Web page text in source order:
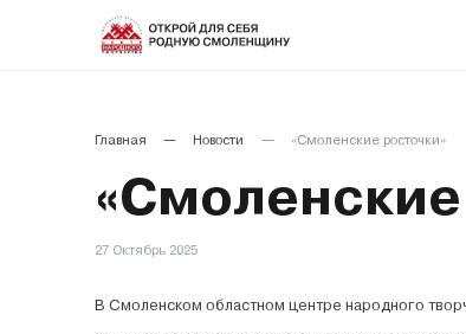
Главная Новости «Смоленские росточки»
«Смоленские
27 Октябрь 2025
В Смоленском областном центре народного